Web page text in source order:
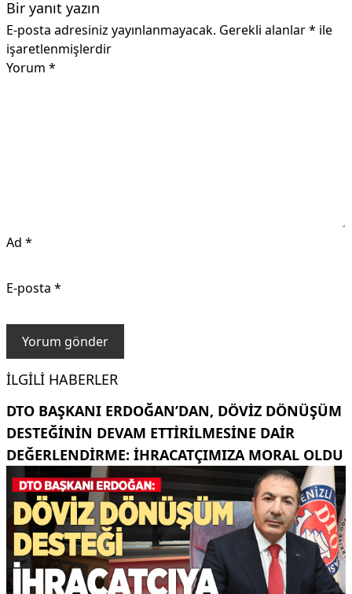
Bir yanıt yazın
E-posta adresiniz yayınlanmayacak. Gerekli alanlar* ile
işaretlenmişlerdir
Yorum *
Ad *
E-posta *
İLGILI HABERLER
DTO BAŞKANI ERDOĞAN’DAN, DÖVIZ DÖNÜŞÜM
DESTEĞININ DEVAM ETTIRILMESINE DAIR
DEĞERLENDIRME: İHRACATÇIMIZA MORAL OLDU